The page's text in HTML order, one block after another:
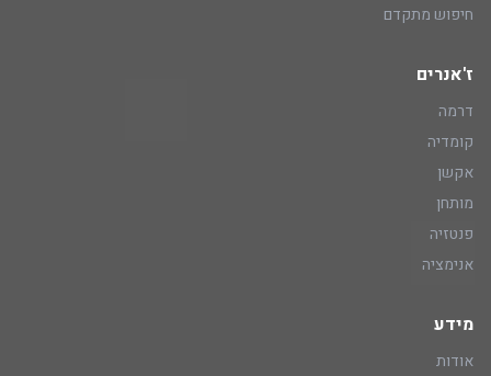
חיפוש מתקדם
ז'אנרים
דרמה
קומדיה
אקשן
מותחן
פנטזיה
אנימציה
מידע
אודות